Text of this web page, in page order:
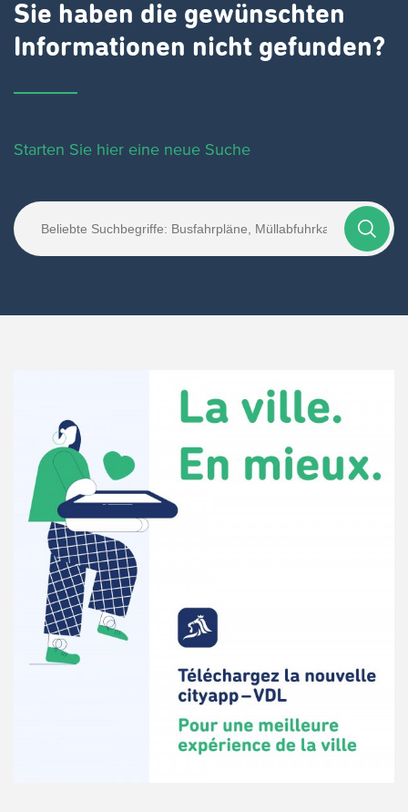
Sie haben die gewünschten
Informationen nicht gefunden?
Starten Sie hier eine neue Suche